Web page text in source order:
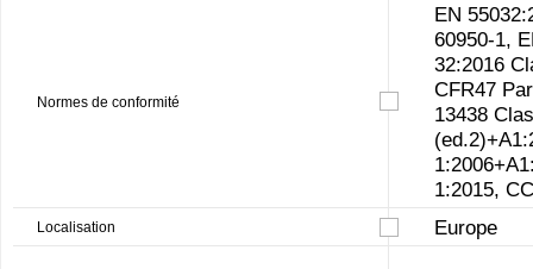
Normes de conformité
EN
60950-1,
32:2016
CFR47
13438
1:2015,
Localisation Europe